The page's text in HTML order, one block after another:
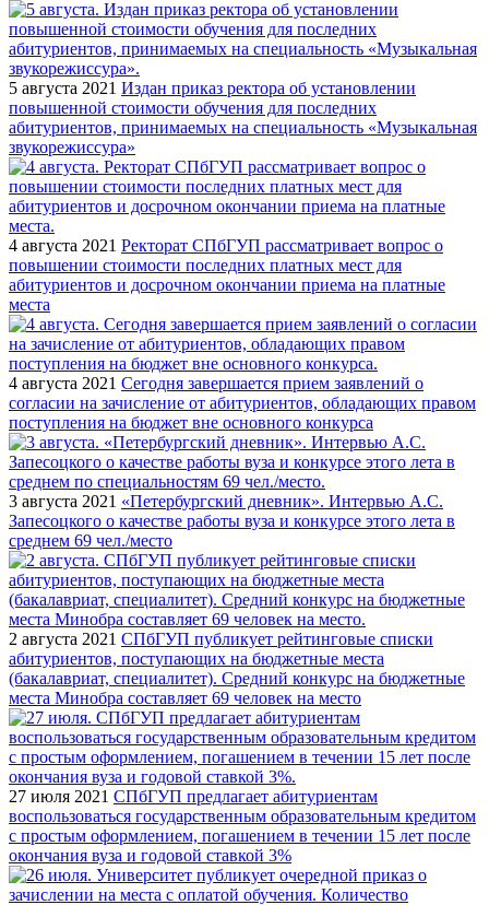
5 августа 2021 Издан приказ ректора об установлении
повышенной стоимости обучения для последних
абитуриентов, принимаемых на специальность «Музыкальная
звукорежиссура»
4 августа 2021 Ректорат СПбГУП рассматривает вопрос о
повышении стоимости последних платных мест для
абитуриентов и досрочном окончании приема на платные
места
4 августа 2021 Сегодня завершается прием заявлений о
согласии на зачисление от абитуриентов, обладающих правом
поступления на бюджет вне основного конкурса
3 августа 2021 «Петербургский дневник». Интервью А.С.
Запесоцкого о качестве работы вуза и конкурсе этого лета в
среднем 69 чел./место
2 августа 2021 СПбГУП публикует рейтинговые списки
абитуриентов, поступающих на бюджетные места
(бакалавриат, специалитет). Средний конкурс на бюджетные
места Минобра составляет 69 человек на место
27 июля 2021 СПбГУП предлагает абитуриентам
воспользоваться государственным образовательным кредитом
с простым оформлением, погашением в течении 15 лет после
окончания вуза и годовой ставкой 3%